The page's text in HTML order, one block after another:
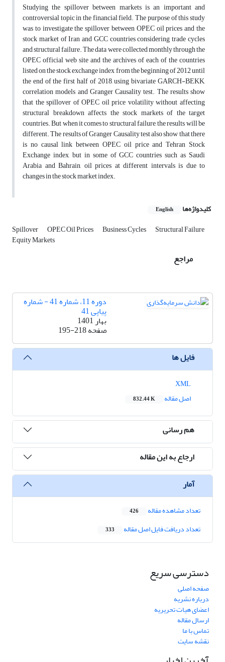
Studying the spillover between markets is an important and
controversial topic in the financial field. The purpose of this study
was to investigate the spillover between OPEC oil prices and the
stock market of Iran and GCC countries considering trade cycles
and structural failure. The data were collected monthly through the
OPEC official web site and the archives of each of the countries
listed on the stock exchange index from the beginning of 2012 until
the end of the first half of 2018, using bivariate GARCH-BEKK,
correlation models and Granger Causality test. The results show
that the spillover of OPEC oil price volatility without affecting
structural breakdown affects the stock markets of the target
countries. But when it comes to structural failure, the results will be
different. The results of Granger Causality test also show that there
is no causal link between OPEC oil price and Tehran Stock
Exchange index, but in some of GCC countries such as Saudi
Arabia and Bahrain, oil prices at different intervals is due to
changes in the stock market index.
کلیدواژه‌ها English
Spillover OPEC Oil Prices Business Cycles Structural Failure
Equity Markets
مراجع
دوره 11، شماره 41 - شماره
پیاپی 41
بهار 1401
صفحه195-218
فایل ها
اصل مقاله
832.44 K
هم رسانی
ارجاع به این مقاله
آمار
تعداد مشاهده مقاله 426
تعداد دریافت فایل اصل مقاله 333
دسترسی سریع
صفحه اصلی
درباره نشریه
اعضای هیات تحریریه
ارسال مقاله
تماس با ما
نقشه سایت